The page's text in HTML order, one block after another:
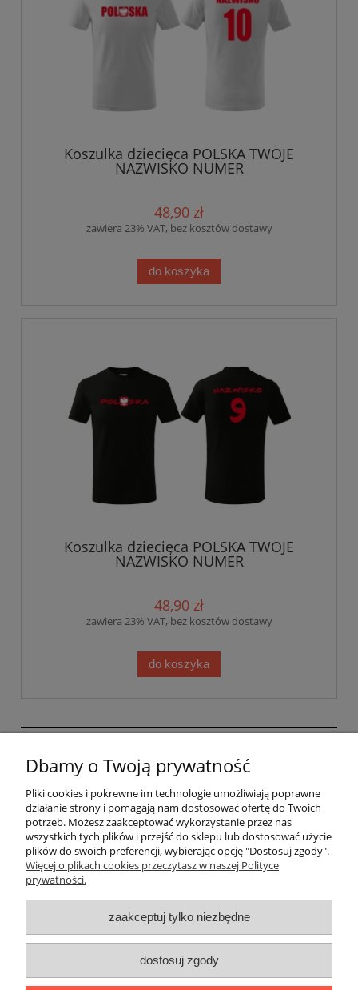
Koszulka dziecięca POLSKA TWOJE
NAZWISKO NUMER
48,90 zł
zawiera 23% VAT, bez kosztów dostawy
do koszyka
Koszulka dziecięca POLSKA TWOJE
NAZWISKO NUMER
48,90 zł
zawiera 23% VAT, bez kosztów dostawy
do koszyka
GRAFIHAFT Sylwester Górecki | Bysina 205, 32-400
Myślenice, woj. małopolskie | mail:
sklep@grafihaft.pl | tel: 697 374 232, 518 626 771 |
NIP: 6811683757
Pomoc
Moje konto
Płatności i dostawa
Informacje
Dbamy o Twoją prywatność
Pliki cookies i pokrewne im technologie umożliwiają poprawne
działanie strony i pomagają nam dostosować ofertę do Twoich
potrzeb. Możesz zaakceptować wykorzystanie przez nas
wszystkich tych plików i przejść do sklepu lub dostosować użycie
plików do swoich preferencji, wybierając opcję "Dostosuj zgody".
Więcej o plikach cookies przeczytasz w naszej Polityce
prywatności.
zaakceptuj tylko niezbędne
dostosuj zgody